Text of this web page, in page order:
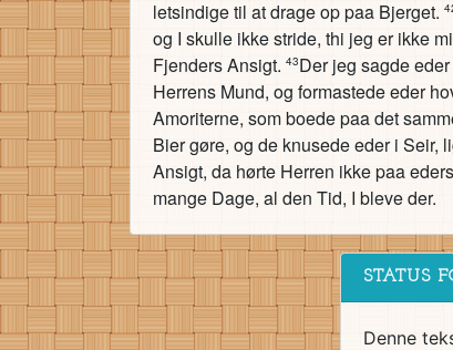
letsindige til at drage op paa Bjerget.
og I skulle ikke stride, thi jeg er ikke
Fjenders Ansigt. 43Der jeg sagde
Herrens Mund, og formastede eder
Amoriterne, som boede paa det
Bier gøre, og de knusede eder i Seir,
Ansigt, da hørte Herren ikke paa
mange Dage, al den Tid, I bleve der.
STATUS
Denne